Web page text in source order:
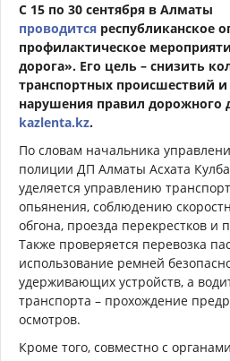
С 15 по 30 сентября в Алматы
проводится республиканское
профилактическое
дорога». Его цель – снизить
транспортных происшествий и
нарушения правил дорожного
kazlenta.kz.
По словам начальника
полиции ДП Алматы Асхата
уделяется управлению
опьянения, соблюдению
обгона, проезда перекрестков и
Также проверяется перевозка
использование ремней
удерживающих устройств, а
транспорта – прохождение
осмотров.
Кроме того, совместно с